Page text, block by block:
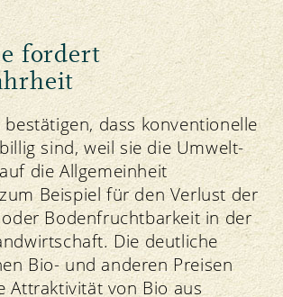
fordert
bestätigen, dass konventionelle
sind, weil sie die Umwelt-
die Allgemeinheit
Beispiel für den Verlust der
Bodenfruchtbarkeit in der
Die deutliche
Bio- und anderen Preisen
Attraktivität von Bio aus